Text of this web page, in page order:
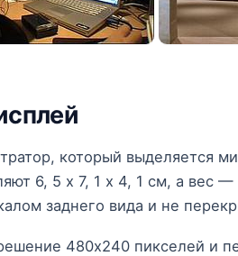
который выделяется
6, 5 х 7, 1 х 4, 1 см, а вес
заднего вида и не
480х240 пикселей и